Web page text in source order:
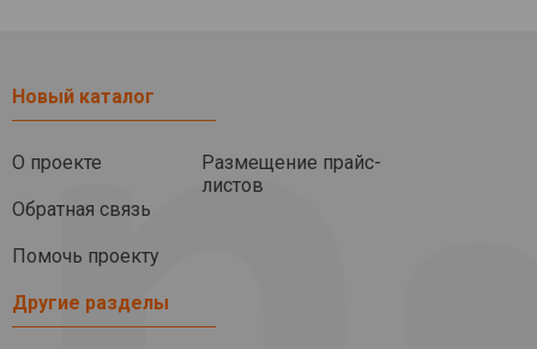
Новый каталог
О проекте
Обратная связь
Помочь проекту
Размещение прайс-
листов
Другие разделы